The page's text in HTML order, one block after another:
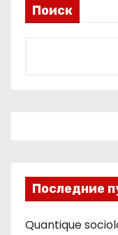
Поиск
Последние
Quantique